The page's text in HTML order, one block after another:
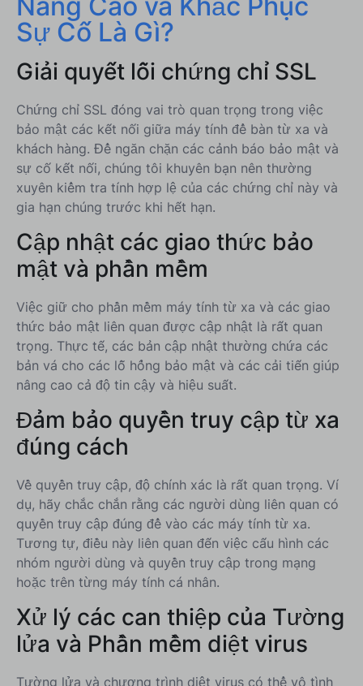
Sự Cố Là Gì?
Giải quyết lỗi chứng chỉ SSL
Chứng chỉ SSL đóng vai trò quan trọng trong việc
bảo mật các kết nối giữa máy tính để bàn từ xa và
khách hàng. Để ngăn chặn các cảnh báo bảo mật và
sự cố kết nối, chúng tôi khuyên bạn nên thường
xuyên kiểm tra tính hợp lệ của các chứng chỉ này và
gia hạn chúng trước khi hết hạn.
Cập nhật các giao thức bảo
mật và phần mềm
Việc giữ cho phần mềm máy tính từ xa và các giao
thức bảo mật liên quan được cập nhật là rất quan
trọng. Thực tế, các bản cập nhật thường chứa các
bản vá cho các lỗ hổng bảo mật và các cải tiến giúp
nâng cao cả độ tin cậy và hiệu suất.
Đảm bảo quyền truy cập từ xa
đúng cách
Về quyền truy cập, độ chính xác là rất quan trọng. Ví
dụ, hãy chắc chắn rằng các người dùng liên quan có
quyền truy cập đúng để vào các máy tính từ xa.
Tương tự, điều này liên quan đến việc cấu hình các
nhóm người dùng và quyền truy cập trong mạng
hoặc trên từng máy tính cá nhân.
Xử lý các can thiệp của Tường
lửa và Phần mềm diệt virus
Tường lửa và chương trình diệt virus có thể vô tình